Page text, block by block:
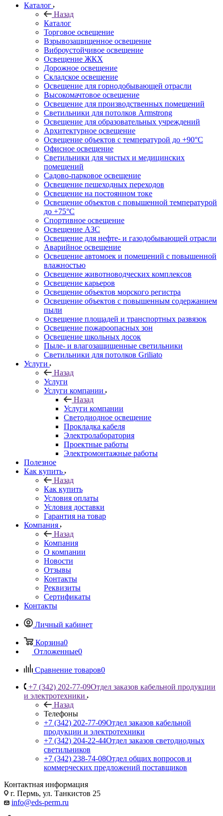
Каталог
Назад
Каталог
Торговое освещение
Взрывозащищенное освещение
Виброустойчивое освещение
Освещение ЖКХ
Дорожное освещение
Складское освещение
Освещение для горнодобывающей отрасли
Высокомачтовое освещение
Освещение для производственных помещений
Светильники для потолков Armstrong
Освещение для образовательных учреждений
Архитектурное освещение
Освещение объектов с температурой до +90°С
Офисное освещение
Светильники для чистых и медицинских
помещений
Садово-парковое освещение
Освещение пешеходных переходов
Освещение на постоянном токе
Освещение объектов с повышенной температурой
до +75°C
Спортивное освещение
Освещение АЗС
Освещение для нефте- и газодобывающей отрасли
Аварийное освещение
Освещение автомоек и помещений с повышенной
влажностью
Освещение животноводческих комплексов
Освещение карьеров
Освещение объектов морского регистра
Освещение объектов с повышенным содержанием
пыли
Освещение площадей и транспортных развязок
Освещение пожароопасных зон
Освещение школьных досок
Пыле- и влагозащищенные светильники
Светильники для потолков Griliato
Услуги
Назад
Услуги
Услуги компании
Назад
Услуги компании
Светодиодное освещение
Прокладка кабеля
Электролаборатория
Проектные работы
Электромонтажные работы
Полезное
Как купить
Назад
Как купить
Условия оплаты
Условия доставки
Гарантия на товар
Компания
Назад
Компания
О компании
Новости
Отзывы
Контакты
Реквизиты
Сертификаты
Контакты
Личный кабинет
Корзина0
Отложенные0
Сравнение товаров0
+7 (342) 202-77-09Отдел заказов кабельной продукции
и электротехники
Назад
Телефоны
+7 (342) 202-77-09Отдел заказов кабельной
продукции и электротехники
+7 (342) 204-22-44Отдел заказов светодиодных
светильников
+7 (342) 238-74-08Отдел общих вопросов и
коммерческих предложений поставщиков
Контактная информация
г. Пермь, ул. Танкистов 25
info@eds-perm.ru